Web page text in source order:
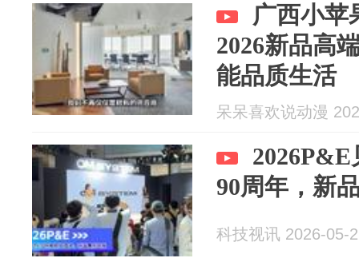
广西小苹
2026新品高
能品质生活
呆呆喜欢说动漫
90周年，新
科技视讯 2026-05-